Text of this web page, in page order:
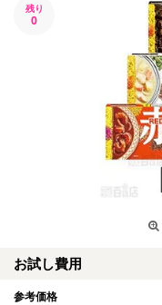
残り
0
お試し費用
参考価格